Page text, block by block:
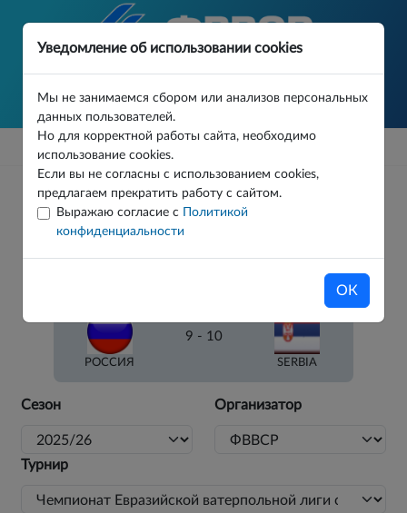
Уведомление об использовании cookies
Мы не занимаемся сбором или анализов персональных
данных пользователей.
Но для корректной работы сайта, необходимо
использование cookies.
Если вы не согласны с использованием cookies,
предлагаем прекратить работу с сайтом.
Выражаю согласие с
Политикой
конфиденциальности
ОК
АКТУАЛЬНЫЕ МАТЧИ
РОССИЯ
9 - 10
SERBIA
Сезон Организатор
Турнир